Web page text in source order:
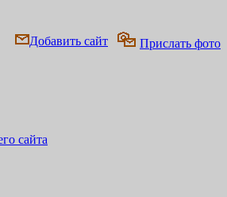
Прислать фото
Добавить сайт
сайта